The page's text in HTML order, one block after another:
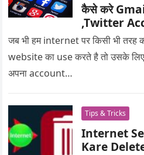
कैसे करे
,Twitter
जब भी हम internet पर किसी भी
website का use करते है तो उसके
अपना account…
Tips & Tricks
Internet
Kare